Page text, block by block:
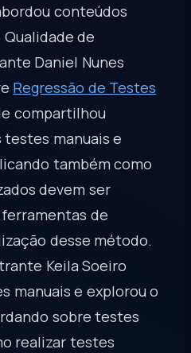
conteúdos
de
Daniel Nunes
Regressão de Testes
compartilhou
manuais e
também como
devem ser
de
desse método.
Keila Soeiro
manuais e explorou o
sobre testes
realizar testes